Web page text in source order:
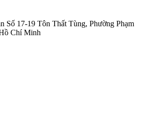
Số 17-19 Tôn Thất Tùng, Phường Phạm
Chí Minh